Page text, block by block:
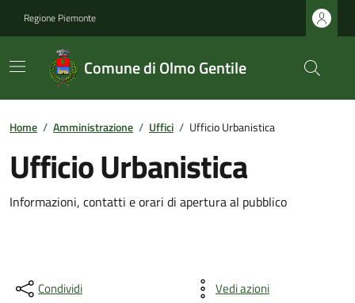
Regione Piemonte
Comune di Olmo Gentile
Home / Amministrazione / Uffici / Ufficio Urbanistica
Ufficio Urbanistica
Informazioni, contatti e orari di apertura al pubblico
Condividi Vedi azioni